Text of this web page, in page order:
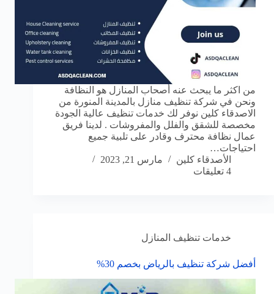
من اكثر ما يبحث عنه أصحاب المنازل هو النظافة
ونحن في شركة تنظيف منازل بالمدينة المنورة من
الاصدقاء كلين نوفر لك خدمات تنظيف عالية الجودة
مخصصة للشقق والفلل والمفروشات . لدينا فريق
عمال نظافة محترف وقادر على تلبية جميع
احتياجات…
الأصدقاء كلين
مارس 21, 2023
4 تعليقات
خدمات تنظيف المنازل
أفضل شركة تنظيف بالرياض بخصم 30%